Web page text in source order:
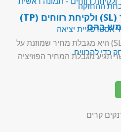
ההחזקה
אסטרטגיית יציאה
כדי להרוויח
קרים
עצירת הפסד (SL) ולקיחת רווחים (TP)
בהם
עצירת הפסד (SL) היא מגבלת מחיר שמוזנת על
תגיע מגבלת המחיר הפוזיציה